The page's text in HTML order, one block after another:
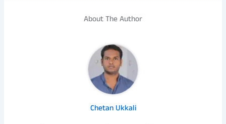
About The Author
Chetan Ukkali